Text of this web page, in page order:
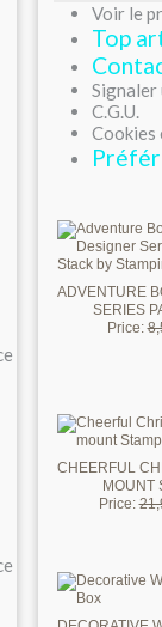
Voir le
Top
Signaler
C.G.U.
Cookies
ADVENTURE
SERIES
Price:
CHEERFUL
MOUNT
Price: